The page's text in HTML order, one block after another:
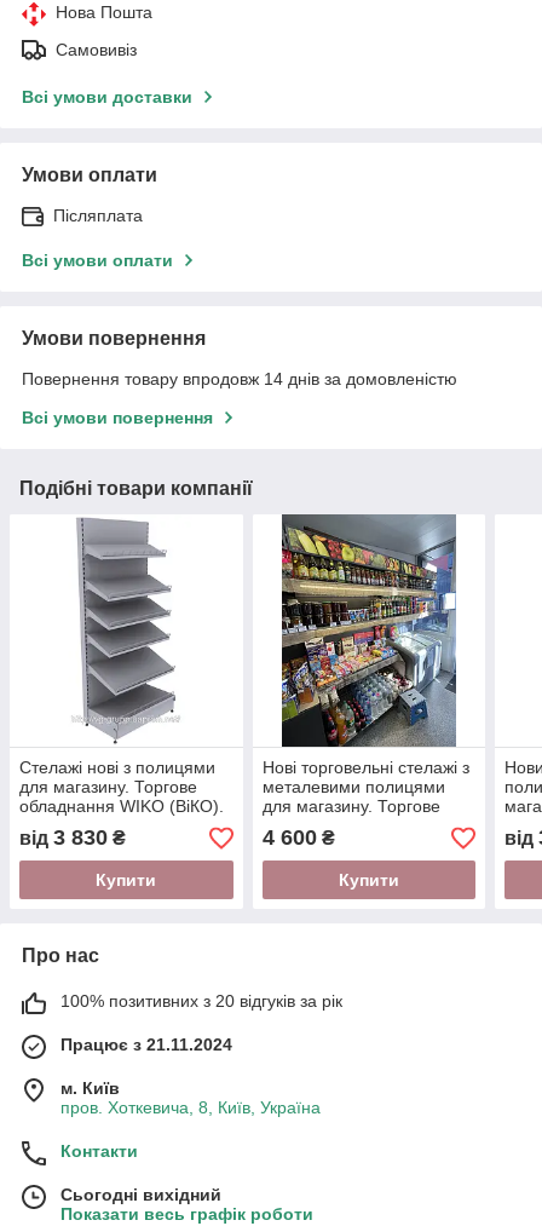
Нова Пошта
Самовивіз
Всі умови доставки
Умови оплати
Післяплата
Всі умови оплати
Умови повернення
Повернення товару впродовж 14 днів за домовленістю
Всі умови повернення
Подібні товари компанії
Стелажі нові з полицями
для магазину. Торгове
обладнання WIKO (ВіКО).
Стелаж торговий в
автомагазин
від 3 830 ₴
Купити
Нові торговельні стелажі з
металевими полицями
для магазину. Торгове
обладнання в наявності
4 600₴
Купити
від
Про нас
100% позитивних з 20 відгуків за рік
Працює з 21.11.2024
м. Київ
пров. Хоткевича, 8, Київ, Україна
Контакти
Сьогодні вихідний
Показати весь графік роботи